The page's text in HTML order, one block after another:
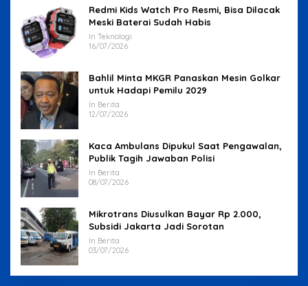
Redmi Kids Watch Pro Resmi, Bisa Dilacak
Meski Baterai Sudah Habis
In Teknologi
16/07/2026
Bahlil Minta MKGR Panaskan Mesin Golkar
untuk Hadapi Pemilu 2029
In Berita
12/07/2026
Kaca Ambulans Dipukul Saat Pengawalan,
Publik Tagih Jawaban Polisi
In Berita
08/07/2026
Mikrotrans Diusulkan Bayar Rp 2.000,
Subsidi Jakarta Jadi Sorotan
In Berita
03/07/2026